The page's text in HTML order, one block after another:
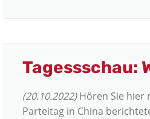
Tagessschau:
(20.10.2022)Hören Sie hier
Parteitag in China